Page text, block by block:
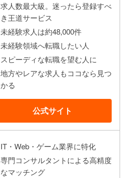
求人数最大級。迷ったら登録すべ
き王道サービス
未経験求人は約48,000件
未経験領域へ転職したい人
スピーディな転職を望む人に
地方やレアな求人もココなら見つ
かる
公式サイト
IT・Web・ゲーム業界に特化
専門コンサルタントによる高精度
なマッチング